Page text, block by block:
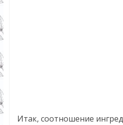
Итак, соотношение